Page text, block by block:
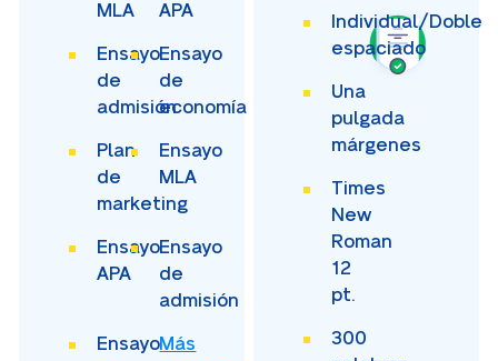
MLA
APA
Ensayo
de
admisión
Ensayo
de
economía
Plan
de
marketing
Ensayo
MLA
Ensayo
APA
Ensayo
de
admisión
EnsayoMás
Individual/Doble
espaciado
Una
pulgada
márgenes
Times
New
Roman
12
pt.
300